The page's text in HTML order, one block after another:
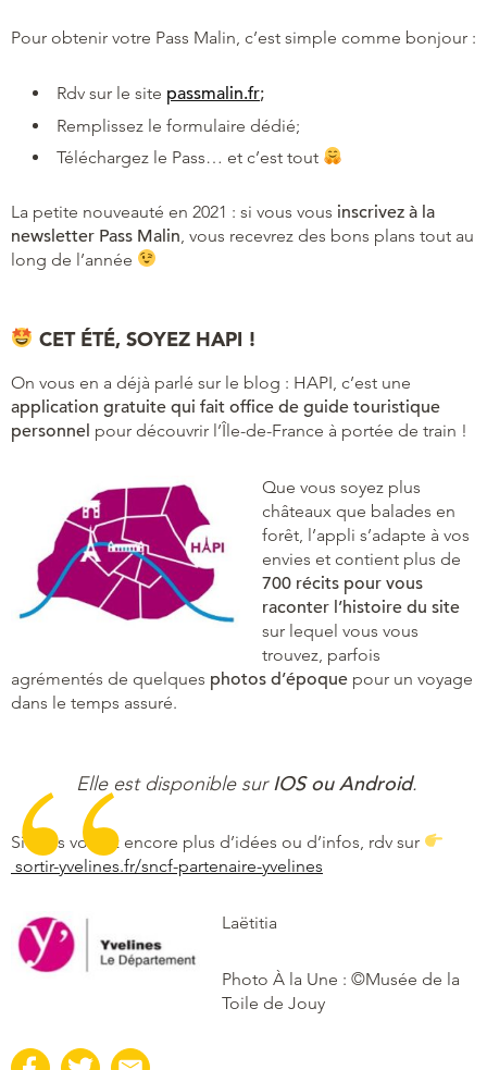
Pour obtenir votre Pass Malin, c’est simple comme bonjour :
Rdv sur le site passmalin.fr;
Remplissez le formulaire dédié;
Téléchargez le Pass… et c’est tout
La petite nouveauté en 2021 : si vous vous inscrivez à la
newsletter Pass Malin , vous recevrez des bons plans tout au
long de l’année
CET ÉTÉ, SOYEZ HAPI !
On vous en a déjà parlé sur le blog : HAPI, c’est une
application gratuite qui fait office de guide touristique
personnel pour découvrir l’Île-de-France à portée de train !
Que vous soyez plus
châteaux que balades en
forêt, l’appli s’adapte à vos
envies et contient plus de
700 récits pour vous
raconter l’histoire du site
sur lequel vous vous
trouvez, parfois
agrémentés de quelques photos d’époque pour un voyage
dans le temps assuré.
Elle est disponible surIOS ou Android.
Si vous voulez encore plus d’idées ou d’infos, rdv sur
sortir-yvelines.fr/sncf-partenaire-yvelines
Laëtitia
Photo À la Une : ©Musée de la
Toile de Jouy